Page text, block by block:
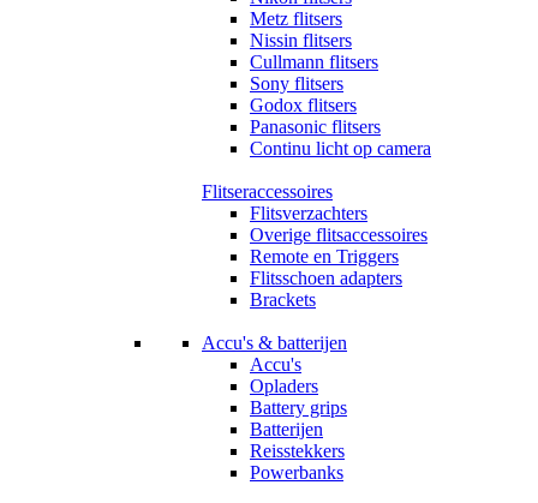
Metz flitsers
Nissin flitsers
Cullmann flitsers
Sony flitsers
Godox flitsers
Panasonic flitsers
Continu licht op camera
Flitseraccessoires
Flitsverzachters
Overige flitsaccessoires
Remote en Triggers
Flitsschoen adapters
Brackets
Accu's & batterijen
Accu's
Opladers
Battery grips
Batterijen
Reisstekkers
Powerbanks